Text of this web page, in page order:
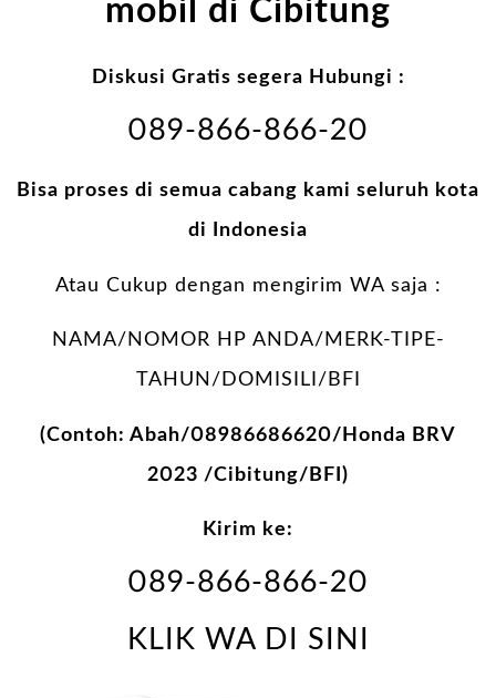
mobil di Cibitung
Diskusi Gratis segera Hubungi :
089-866-866-20
Bisa proses di semua cabang kami seluruh kota
di Indonesia
Atau Cukup dengan mengirim WA saja :
NAMA/NOMOR HP ANDA/MERK-TIPE-
TAHUN/DOMISILI/BFI
(Contoh: Abah/08986686620/Honda BRV
2023 /Cibitung/BFI)
Kirim ke:
089-866-866-20
KLIK WA DI SINI